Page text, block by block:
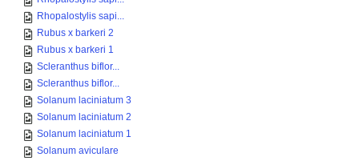
Rhopalostylis sapi...
Rubus x barkeri 2
Rubus x barkeri 1
Scleranthus biflor...
Scleranthus biflor...
Solanum laciniatum 3
Solanum laciniatum 2
Solanum laciniatum 1
Solanum aviculare